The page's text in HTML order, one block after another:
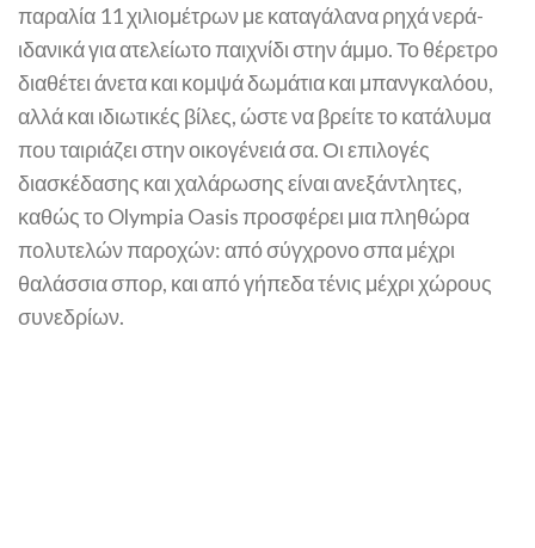
παραλία 11 χιλιομέτρων με καταγάλανα ρηχά νερά​-
ιδανικά για ατελείωτο παιχνίδι στην άμμο. Το θέρετρο
διαθέτει άνετα και κομψά δωμάτια και μπανγκαλόου,
αλλά και ιδιωτικές βίλες, ώστε να βρείτε το κατάλυμα
που ταιριάζει στην οικογένειά σα. Οι επιλογές
διασκέδασης και χαλάρωσης είναι ανεξάντλητες,
καθώς το Olympia Oasis προσφέρει μια πληθώρα
πολυτελών παροχών: από σύγχρονο σπα μέχρι
θαλάσσια σπορ, και από γήπεδα τένις μέχρι χώρους
συνεδρίων​.